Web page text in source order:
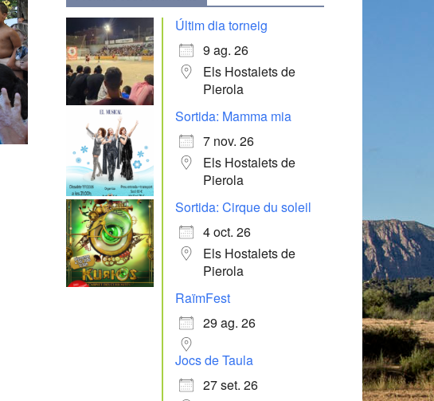
Últim dia torneig
9 ag. 26
Els Hostalets de
Pierola
Sortida: Mamma mia
7 nov. 26
Els Hostalets de
Pierola
Sortida: Cirque du soleil
4 oct. 26
Els Hostalets de
Pierola
RaïmFest
29 ag. 26
Jocs de Taula
27 set. 26